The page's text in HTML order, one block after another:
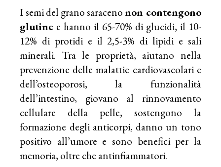
I semi del grano saracenonon contengono
glutine e hanno il 65-70% di glucidi, il 10-
12% di protidi e il 2,5-3% di lipidi e sali
minerali. Tra le proprietà, aiutano nella
prevenzione delle malattie cardiovascolari e
dell’osteoporosi, la funzionalità
dell’intestino, giovano al rinnovamento
cellulare della pelle, sostengono la
formazione degli anticorpi, danno un tono
positivo all’umore e sono benefici per la
memoria, oltre che antinfiammatori.